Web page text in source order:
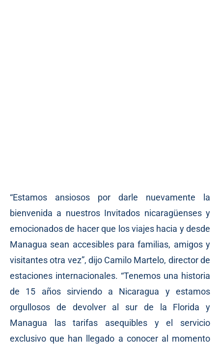
“Estamos ansiosos por darle nuevamente la
bienvenida a nuestros Invitados nicaragüenses y
emocionados de hacer que los viajes hacia y desde
Managua sean accesibles para familias, amigos y
visitantes otra vez”, dijo Camilo Martelo, director de
estaciones internacionales. “Tenemos una historia
de 15 años sirviendo a Nicaragua y estamos
orgullosos de devolver al sur de la Florida y
Managua las tarifas asequibles y el servicio
exclusivo que han llegado a conocer al momento